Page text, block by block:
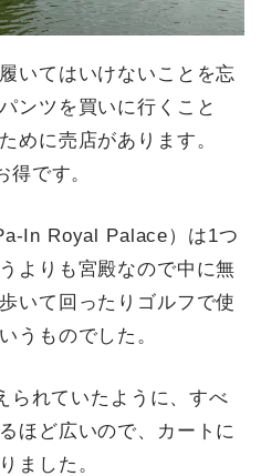
いてはいけないことを忘
ンツを買いに行くこと
めに売店があります。
です。
In Royal Palace）は1つ
よりも宮殿なので中に無
いて回ったりゴルフで使
うものでした。
られていたように、すべ
ほど広いので、カートに
ました。